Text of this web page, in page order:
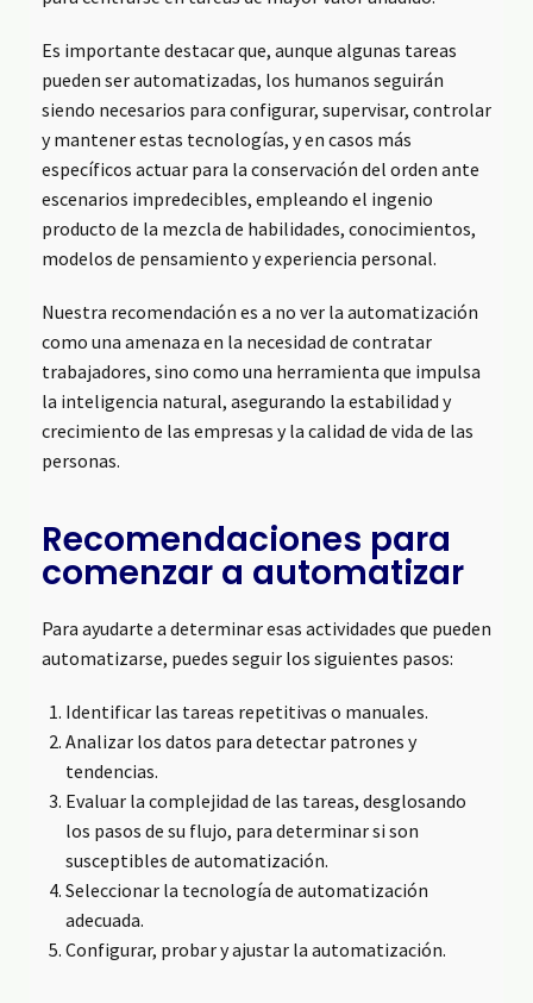
Es importante destacar que, aunque algunas tareas
pueden ser automatizadas, los humanos seguirán
siendo necesarios para configurar, supervisar, controlar
y mantener estas tecnologías, y en casos más
específicos actuar para la conservación del orden ante
escenarios impredecibles, empleando el ingenio
producto de la mezcla de habilidades, conocimientos,
modelos de pensamiento y experiencia personal.
Nuestra recomendación es a no ver la automatización
como una amenaza en la necesidad de contratar
trabajadores, sino como una herramienta que impulsa
la inteligencia natural, asegurando la estabilidad y
crecimiento de las empresas y la calidad de vida de las
personas.
Recomendaciones para
comenzar a automatizar
Para ayudarte a determinar esas actividades que pueden
automatizarse, puedes seguir los siguientes pasos:
Identificar las tareas repetitivas o manuales.
Analizar los datos para detectar patrones y
tendencias.
Evaluar la complejidad de las tareas, desglosando
los pasos de su flujo, para determinar si son
susceptibles de automatización.
Seleccionar la tecnología de automatización
adecuada.
Configurar, probar y ajustar la automatización.